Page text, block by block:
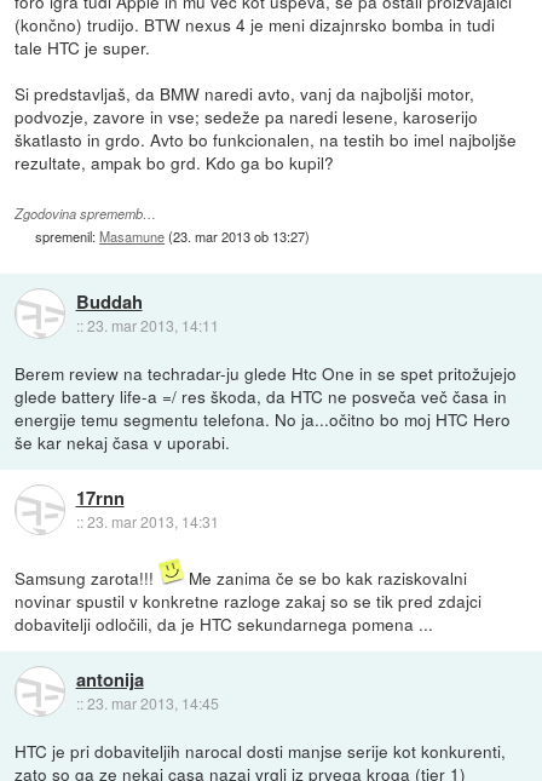
(končno) trudijo. BTW nexus 4 je meni dizajnrsko bomba in tudi
tale HTC je super.
Si predstavljaš, da BMW naredi avto, vanj da najboljši motor,
podvozje, zavore in vse; sedeže pa naredi lesene, karoserijo
škatlasto in grdo. Avto bo funkcionalen, na testih bo imel najboljše
rezultate, ampak bo grd. Kdo ga bo kupil?
Zgodovina sprememb…
spremenil:Masamune(23. mar 2013 ob 13:27)
Buddah
::23. mar 2013, 14:11
Berem review na techradar-ju glede Htc One in se spet pritožujejo
glede battery life-a =/ res škoda, da HTC ne posveča več časa in
energije temu segmentu telefona. No ja...očitno bo moj HTC Hero
še kar nekaj časa v uporabi.
17rnn
::23. mar 2013, 14:31
Samsung zarota!!!
Me zanima če se bo kak raziskovalni
novinar spustil v konkretne razloge zakaj so se tik pred zdajci
dobavitelji odločili, da je HTC sekundarnega pomena ...
antonija
::23. mar 2013, 14:45
HTC je pri dobaviteljih narocal dosti manjse serije kot konkurenti,
zato so ga ze nekaj casa nazaj vrgli iz prvega kroga (tier 1)